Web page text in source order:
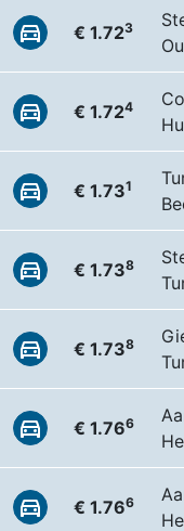
€ 1.723
€ 1.724
€ 1.731
€ 1.738
€ 1.738
€ 1.766
€ 1.766